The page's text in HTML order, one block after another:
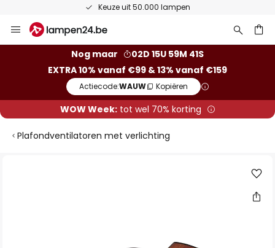
Keuze uit 50.000 lampen
naar
Nog maar
02D 15U 59M 40S
EXTRA 10% vanaf €99 & 13% vanaf €159
Actiecode:WAUW Kopiëren
WOW Week:tot wel 70% korting
Plafondventilatoren met verlichting